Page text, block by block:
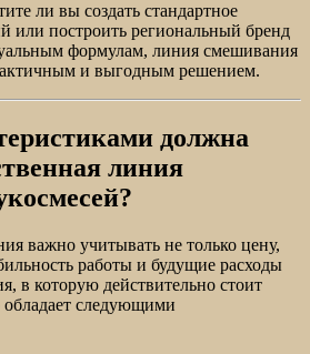
ли вы создать стандартное
или построить региональный бренд
формулам, линия смешивания
и выгодным решением.
должна
линия
важно учитывать не только цену,
работы и будущие расходы
в которую действительно стоит
следующими